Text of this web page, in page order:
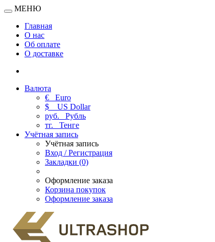
МЕНЮ
Главная
О нас
Об оплате
О доставке
Валюта
€ Euro
$
US Dollar
руб. Рубль
тг. Тенге
Учётная запись
Учётная запись
Вход / Регистрация
Закладки (0)
Оформление заказа
Корзина покупок
Оформление заказа